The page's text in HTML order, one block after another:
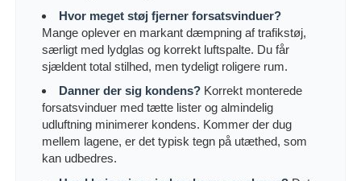
Hvor meget støj fjerner forsatsvinduer?
Mange oplever en markant dæmpning af trafikstøj,
særligt med lydglas og korrekt luftspalte. Du får
sjældent total stilhed, men tydeligt roligere rum.
Danner der sig kondens? Korrekt monterede
forsatsvinduer med tætte lister og almindelig
udluftning minimerer kondens. Kommer der dug
mellem lagene, er det typisk tegn på utæthed, som
kan udbedres.